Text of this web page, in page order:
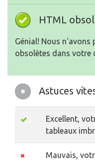
HTML
Génial! Nous n'avons
obsolètes dans votre
Astuces
Excellent,
tableaux
Mauvais,